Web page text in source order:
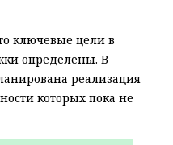
ключевые цели в
определены. В
реализация
которых пока не